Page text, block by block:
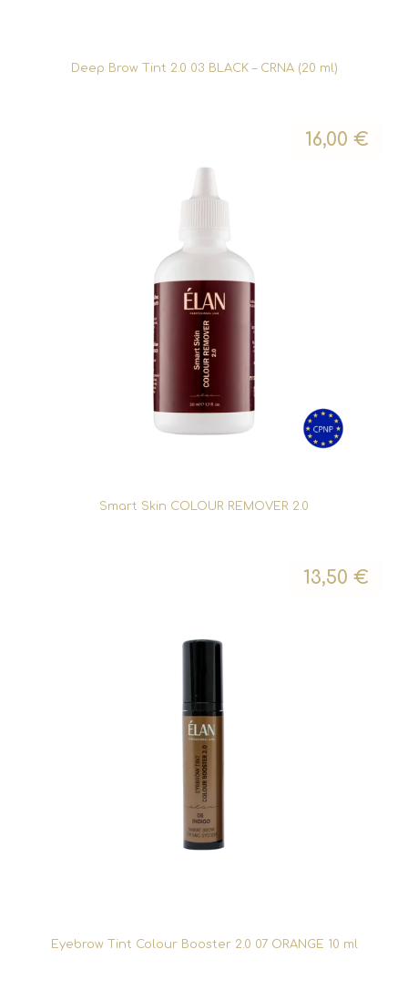
Deep Brow Tint 2.0 03 BLACK – CRNA (20 ml)
Smart Skin COLOUR REMOVER 2.0
16,00 €
Eyebrow Tint Colour Booster 2.0 07 ORANGE 10 ml
13,50 €